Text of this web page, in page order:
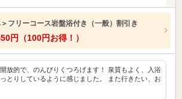
フリーコース岩盤浴付き（一般）割引き
円（100円お得！）
放的で、のんびりくつろげます！ 泉質もよく、入浴
とりしているように感じました。 また行きたい、お